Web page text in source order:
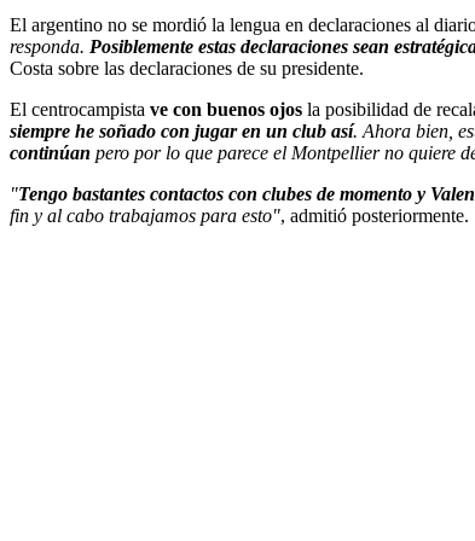
El argentino no se mordió la lengua en declaraciones al
responda. Posiblemente estas declaraciones sean
Costa sobre las declaraciones de su presidente.
El centrocampista ve con buenos ojos la posibilidad de
siempre he soñado con jugar en un club así. Ahora bien,
continúan pero por lo que parece el Montpellier no quiere
"Tengo bastantes contactos con clubes de momento y
fin y al cabo trabajamos para esto", admitió posteriormente.